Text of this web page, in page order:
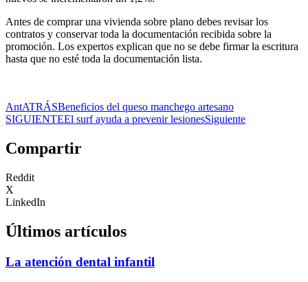
Antes de comprar una vivienda sobre plano debes revisar los
contratos y conservar toda la documentación recibida sobre la
promoción. Los expertos explican que no se debe firmar la escritura
hasta que no esté toda la documentación lista.
AntATRÁSBeneficios del queso manchego artesano
SIGUIENTEEl surf ayuda a prevenir lesionesSiguiente
Compartir
Reddit
X
LinkedIn
Últimos artículos
La atención dental infantil